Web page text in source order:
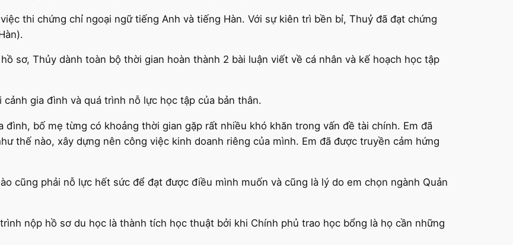
thi chứng chỉ ngoại ngữ tiếng Anh và tiếng Hàn. Với sự kiên trì bền bỉ, Thuỷ đã đạt chứng
sơ, Thủy dành toàn bộ thời gian hoàn thành 2 bài luận viết về cá nhân và kế hoạch học tập
gia đình và quá trình nỗ lực học tập của bản thân.
đình, bố mẹ từng có khoảng thời gian gặp rất nhiều khó khăn trong vấn đề tài chính. Em đã
thế nào, xây dựng nên công việc kinh doanh riêng của mình. Em đã được truyền cảm hứng
cũng phải nỗ lực hết sức để đạt được điều mình muốn và cũng là lý do em chọn ngành Quản
nộp hồ sơ du học là thành tích học thuật bởi khi Chính phủ trao học bổng là họ cần những